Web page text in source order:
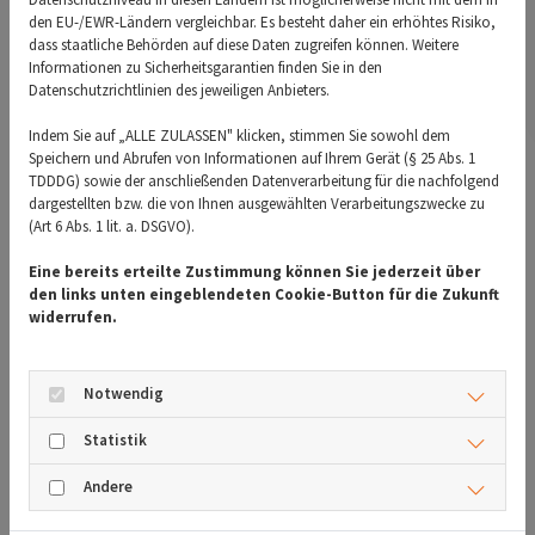
Kurznarkose an, damit Sie die Untersuchung
entspannt „verschlafen“ können.
Häufige Krankheitsbilder:
Wenn der Bauch nicht mehr will
Erkrankungen des Magen-Darm-Trakts. Hier ein
Überblick über die häufigsten Beschwerden und
Darmkrebs
Ein bösartiger Tumor im Dickdarm oder
Enddarm. Früh erkannt, ist er meist gut
den EU-/EWR-Ländern vergleichbar. Es besteht daher ein erhöhtes Risiko,
dass staatliche Behörden auf diese Daten zugreifen können. Weitere
Informationen zu Sicherheitsgarantien finden Sie in den
Datenschutzrichtlinien des jeweiligen Anbieters.
Indem Sie auf „ALLE ZULASSEN" klicken, stimmen Sie sowohl dem
Speichern und Abrufen von Informationen auf Ihrem Gerät (§ 25 Abs. 1
TDDDG) sowie der anschließenden Datenverarbeitung für die nachfolgend
dargestellten bzw. die von Ihnen ausgewählten Verarbeitungszwecke zu
(Art 6 Abs. 1 lit. a. DSGVO).
Eine bereits erteilte Zustimmung können Sie jederzeit über
den links unten eingeblendeten Cookie-Button für die Zukunft
widerrufen.
Notwendig
Statistik
Andere